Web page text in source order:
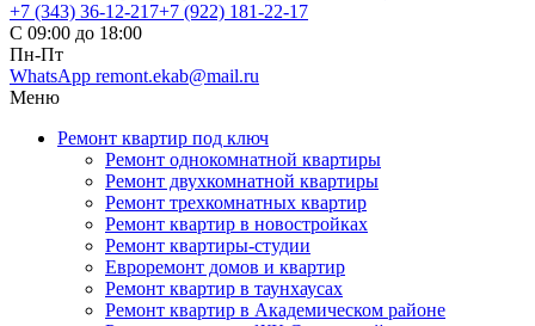
+7 (343) 36-12-217+7 (922) 181-22-17
С 09:00 до 18:00
Пн-Пт
WhatsApp remont.ekab@mail.ru
Меню
Ремонт квартир под ключ
Ремонт однокомнатной квартиры
Ремонт двухкомнатной квартиры
Ремонт трехкомнатных квартир
Ремонт квартир в новостройках
Ремонт квартиры-студии
Евроремонт домов и квартир
Ремонт квартир в таунхаусах
Ремонт квартир в Академическом районе